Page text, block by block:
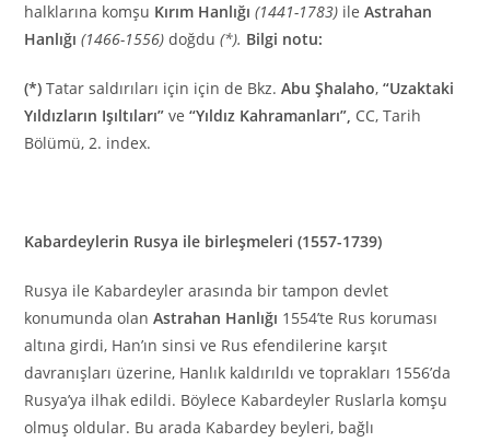
halklarına komşu Kırım Hanlığı(1441-1783) ileAstrahan
Hanlığı(1466-1556) doğdu(*). Bilgi notu:
(*)Tatar saldırıları için için de Bkz.Abu Şhalaho,“Uzaktaki
Yıldızların Işıltıları” ve“Yıldız Kahramanları”, CC, Tarih
Bölümü, 2. index.
Kabardeylerin Rusya ile birleşmeleri (1557-1739)
Rusya ile Kabardeyler arasında bir tampon devlet
konumunda olanAstrahan Hanlığı 1554’te Rus koruması
altına girdi, Han’ın sinsi ve Rus efendilerine karşıt
davranışları üzerine, Hanlık kaldırıldı ve toprakları 1556’da
Rusya’ya ilhak edildi. Böylece Kabardeyler Ruslarla komşu
olmuş oldular. Bu arada Kabardey beyleri, bağlı